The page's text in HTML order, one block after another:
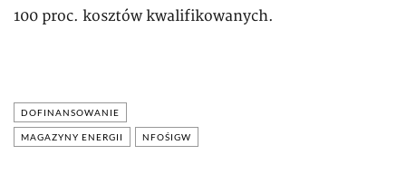
100 proc. kosztów kwalifikowanych.
DOFINANSOWANIE
MAGAZYNY ENERGII NFOŚIGW